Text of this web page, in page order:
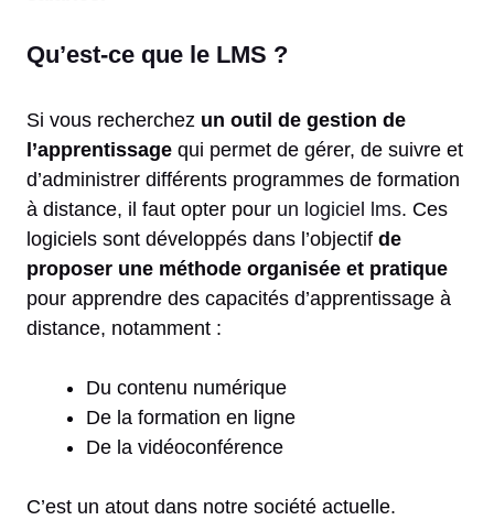
Qu’est-ce que le LMS ?
Si vous recherchez un outil de gestion de
l’apprentissage qui permet de gérer, de suivre et
d’administrer différents programmes de formation
à distance, il faut opter pour un logiciel lms. Ces
logiciels sont développés dans l’objectif de
proposer une méthode organisée et pratique
pour apprendre des capacités d’apprentissage à
distance, notamment :
Du contenu numérique
De la formation en ligne
De la vidéoconférence
C’est un atout dans notre société actuelle.